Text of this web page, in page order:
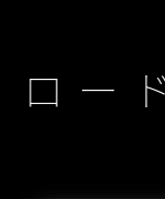
ロー